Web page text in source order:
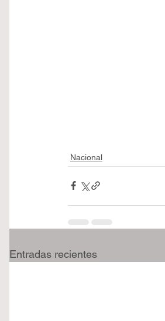
Nacional
Entradas recientes